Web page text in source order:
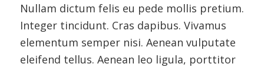
Nullam dictum felis eu pede mollis pretium.
Integer tincidunt. Cras dapibus. Vivamus
elementum semper nisi. Aenean vulputate
eleifend tellus. Aenean leo ligula, porttitor